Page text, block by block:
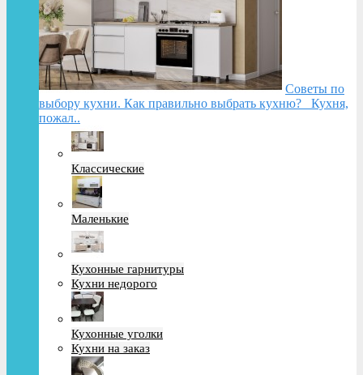
Советы по
выбору кухни. Как правильно выбрать кухню? Кухня,
пожал..
Классические
Маленькие
Кухонные гарнитуры
Кухни недорого
Кухонные уголки
Кухни на заказ